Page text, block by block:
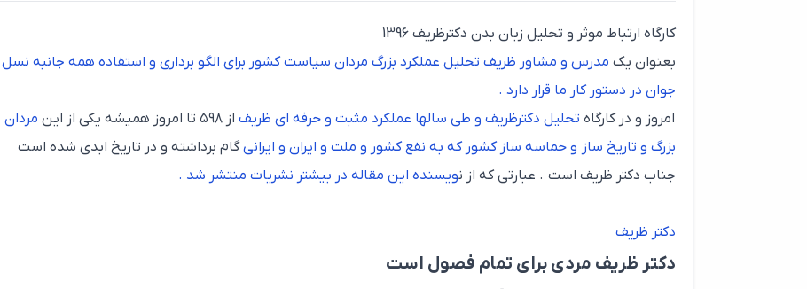
کارگاه ارتباط موثر و تحلیل زبان بدن دکترظریف 1396
بعنوان یک مدرس و مشاور ظریف تحلیل عملکرد بزرگ مردان سیاست کشور برای الگو برداری و استفاده همه جانبه نسل
جوان در دستور کار ما قرار دارد .
امروز و در کارگاه تحلیل دکترظریف و طی سالها عملکرد مثبت و حرفه ای ظریف از ۵۹۸ تا امروز همیشه یکی از این
مردان
بزرگ و تاریخ ساز و حماسه ساز کشور که به نفع کشور و ملت و ایران و ایرانیگام برداشته و در تاریخ ابدی شده است
جناب دکتر ظریف است . عبارتی که از نویسنده این مقاله در بیشتر نشریات منتشر شد .
دکتر ظریف
دکتر ظریف مردی برای تمام فصول است